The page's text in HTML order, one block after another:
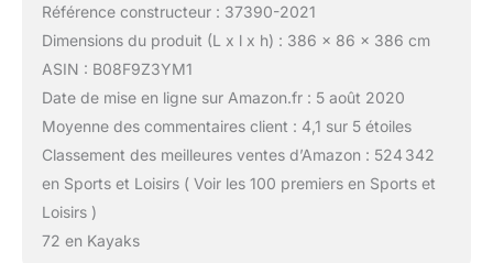
Référence constructeur : 37390-2021
Dimensions du produit (L x l x h) : 386 x 86 x 386 cm
ASIN : B08F9Z3YM1
Date de mise en ligne sur Amazon.fr : 5 août 2020
Moyenne des commentaires client : 4,1 sur 5 étoiles
Classement des meilleures ventes d’Amazon : 524 342
en Sports et Loisirs ( Voir les 100 premiers en Sports et
Loisirs )
72 en Kayaks